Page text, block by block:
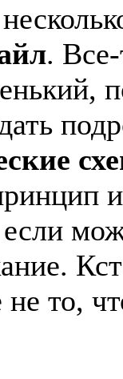
.
не то,